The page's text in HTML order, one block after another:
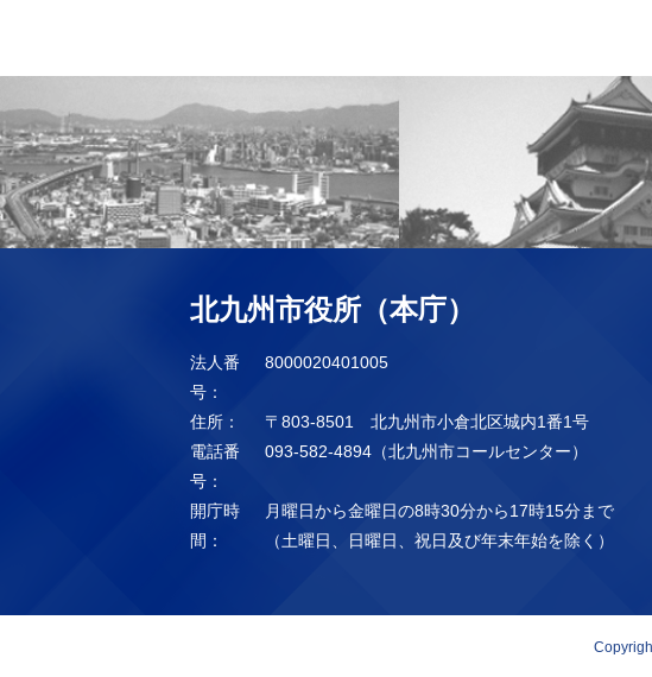
北九州市役所（本庁）
法人番
号：
8000020401005
住所：
〒803-8501 北九州市小倉北区城内1番1号
電話番
号：
093-582-4894（北九州市コールセンター）
開庁時
間：
月曜日から金曜日の8時30分から17時15分まで
（土曜日、日曜日、祝日及び年末年始を除く）